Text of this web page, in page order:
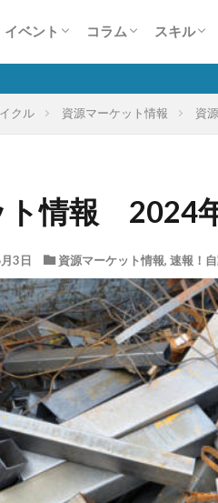
イベント コラム スキル
クル 資源マーケット情報 資
ト情報 2024
3日 資源マーケット情報, 速報！